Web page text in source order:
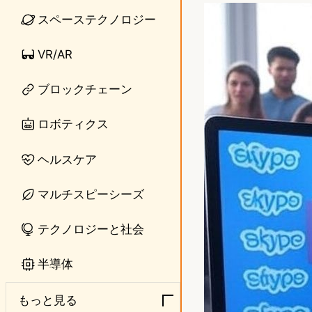
スペーステクノロジー
VR/AR
ブロックチェーン
ロボティクス
ヘルスケア
マルチスピーシーズ
テクノロジーと社会
半導体
もっと見る
o
d
o